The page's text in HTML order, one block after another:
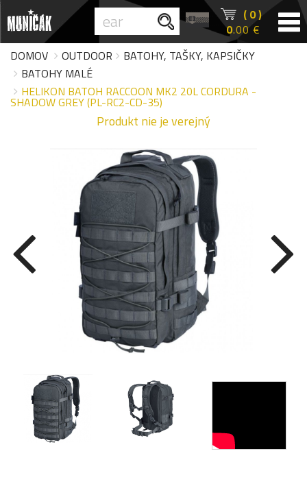
( 0 )
0.00 €
DOMOV
OUTDOOR
BATOHY, TAŠKY, KAPSIČKY
BATOHY MALÉ
HELIKON BATOH RACCOON MK2 20L CORDURA -
SHADOW GREY (PL-RC2-CD-35)
Produkt nie je verejný